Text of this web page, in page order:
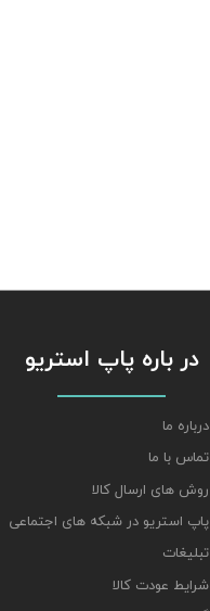
​​​​​​​ در باره پاپ استریو
درباره ما
تماس با ما
روش های ارسال کالا
پاپ استریو در شبکه های اجتماعی
تبلیغات
شرایط عودت کالا